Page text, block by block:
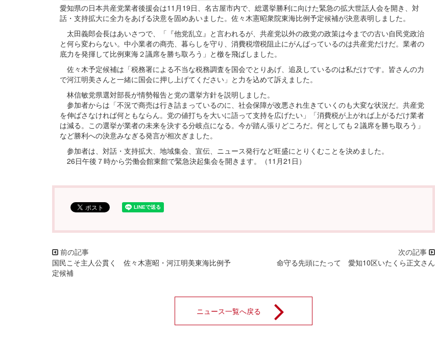
愛知県の日本共産党業者後援会は11月19日、名古屋市内で、総選挙勝利に向けた緊急の拡大世話人会を開き、対
話・支持拡大に全力をあげる決意を固めあいました。佐々木憲昭衆院東海比例予定候補が決意表明しました。
太田義郎会長はあいさつで、「『他党乱立』と言われるが、共産党以外の政党の政策は今までの古い自民党政治
と何ら変わらない。中小業者の商売、暮らしを守り、消費税増税阻止にがんばっているのは共産党だけだ。業者の
底力を発揮して比例東海２議席を勝ち取ろう」と檄を飛ばしました。
佐々木予定候補は「税務署による不当な税務調査を国会でとりあげ、追及しているのは私だけです。皆さんの力
で河江明美さんと一緒に国会に押し上げてください」と力を込めて訴えました。
林信敏党県選対部長が情勢報告と党の選挙方針を説明しました。
参加者からは「不況で商売は行き詰まっているのに、社会保障が改悪され生きていくのも大変な状況だ。共産党
を伸ばさなければ何ともならん。党の値打ちを大いに語って支持を広げたい」「消費税が上がれば上がるだけ業者
は減る。この選挙が業者の未来を決する分岐点になる。今が踏ん張りどころだ。何としても２議席を勝ち取ろう」
など勝利への決意みなぎる発言が相次ぎました。
参加者は、対話・支持拡大、地域集会、宣伝、ニュース発行など旺盛にとりくむことを決めました。
26日午後７時から労働会館東館で緊急決起集会を開きます。（11月21日）
国民こそ主人公貫く 佐々木憲昭・河江明美東海比例予
定候補
命守る先頭にたって 愛知10区いたくら正文さん
ニュース一覧へ戻る